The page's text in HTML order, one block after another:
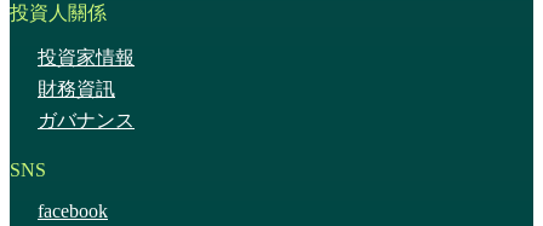
投資人關係
投資家情報
財務資訊
ガバナンス
SNS
facebook